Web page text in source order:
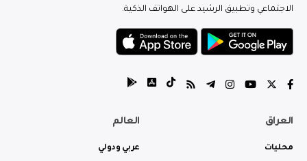
الاجتماعي وتطبيق الرشيد على الهواتف الذكية.
العراق
محليات
العالم
عربي ودولي